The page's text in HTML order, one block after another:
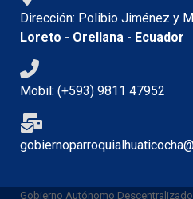
Dirección: Polibio Jiménez y
Loreto - Orellana - Ecuador
Mobil: (+593) 9811 47952
Gobierno Autónomo